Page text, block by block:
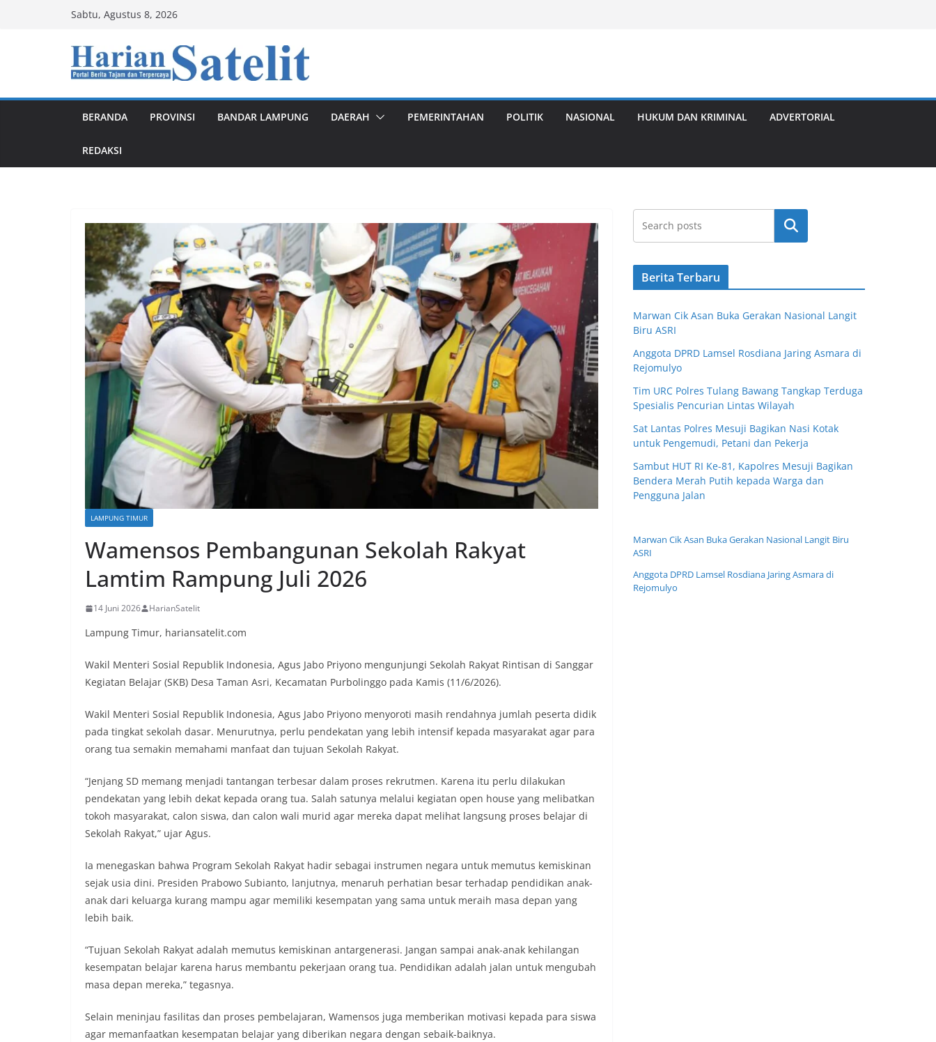
Sabtu, Agustus 8, 2026
BERANDA PROVINSI BANDAR LAMPUNG DAERAH PEMERINTAHAN POLITIK NASIONAL HUKUM DAN KRIMINAL ADVERTORIAL
REDAKSI
LAMPUNG TIMUR
Wamensos Pembangunan Sekolah Rakyat
Lamtim Rampung Juli 2026
14 Juni 2026 HarianSatelit
Lampung Timur, hariansatelit.com
Wakil Menteri Sosial Republik Indonesia, Agus Jabo Priyono mengunjungi Sekolah Rakyat Rintisan di Sanggar
Kegiatan Belajar (SKB) Desa Taman Asri, Kecamatan Purbolinggo pada Kamis (11/6/2026).
Wakil Menteri Sosial Republik Indonesia, Agus Jabo Priyono menyoroti masih rendahnya jumlah peserta didik
pada tingkat sekolah dasar. Menurutnya, perlu pendekatan yang lebih intensif kepada masyarakat agar para
orang tua semakin memahami manfaat dan tujuan Sekolah Rakyat.
“Jenjang SD memang menjadi tantangan terbesar dalam proses rekrutmen. Karena itu perlu dilakukan
pendekatan yang lebih dekat kepada orang tua. Salah satunya melalui kegiatan open house yang melibatkan
tokoh masyarakat, calon siswa, dan calon wali murid agar mereka dapat melihat langsung proses belajar di
Sekolah Rakyat,” ujar Agus.
Ia menegaskan bahwa Program Sekolah Rakyat hadir sebagai instrumen negara untuk memutus kemiskinan
sejak usia dini. Presiden Prabowo Subianto, lanjutnya, menaruh perhatian besar terhadap pendidikan anak-
anak dari keluarga kurang mampu agar memiliki kesempatan yang sama untuk meraih masa depan yang
lebih baik.
“Tujuan Sekolah Rakyat adalah memutus kemiskinan antargenerasi. Jangan sampai anak-anak kehilangan
kesempatan belajar karena harus membantu pekerjaan orang tua. Pendidikan adalah jalan untuk mengubah
masa depan mereka,” tegasnya.
Selain meninjau fasilitas dan proses pembelajaran, Wamensos juga memberikan motivasi kepada para siswa
agar memanfaatkan kesempatan belajar yang diberikan negara dengan sebaik-baiknya.
Cari
Berita Terbaru
Marwan Cik Asan Buka Gerakan Nasional Langit
Biru ASRI
Anggota DPRD Lamsel Rosdiana Jaring Asmara di
Rejomulyo
Tim URC Polres Tulang Bawang Tangkap Terduga
Spesialis Pencurian Lintas Wilayah
Sat Lantas Polres Mesuji Bagikan Nasi Kotak
untuk Pengemudi, Petani dan Pekerja
Sambut HUT RI Ke-81, Kapolres Mesuji Bagikan
Bendera Merah Putih kepada Warga dan
Pengguna Jalan
Marwan Cik Asan Buka Gerakan Nasional Langit Biru
ASRI
Anggota DPRD Lamsel Rosdiana Jaring Asmara di
Rejomulyo